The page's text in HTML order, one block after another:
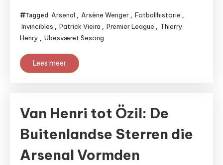
Tagged Arsenal , Arsène Wenger , Fotballhistorie ,
Invincibles , Patrick Vieira , Premier League , Thierry
Henry , Ubesværet Sesong
Lees meer
Van Henri tot Özil: De
Buitenlandse Sterren die
Arsenal Vormden